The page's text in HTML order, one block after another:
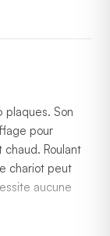
plaques. Son
pour
Roulant
chariot peut
aucune